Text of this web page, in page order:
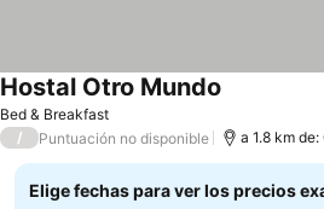
Bed & Breakfast
Hostal Otro Mundo
/ Puntuación no disponible a 1.8 km
Elige fechas para ver los precios